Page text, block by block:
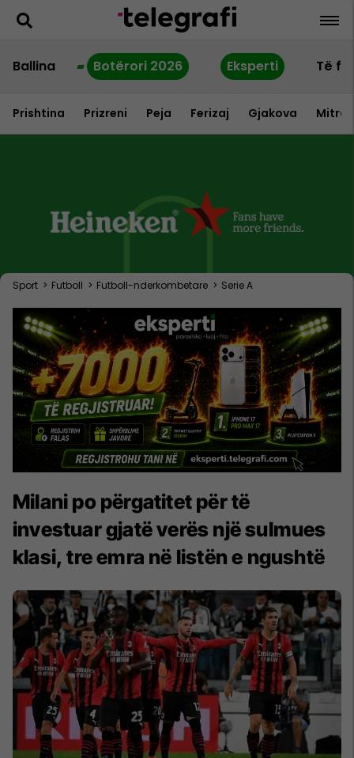
Ballina Botërori 2026 Eksperti Të
Prishtina Prizreni Peja Ferizaj Gjakova
Sport > Futboll > Futboll-nderkombetare > Serie A
Milani po përgatitet për të
investuar gjatë verës një sulmues
klasi, tre emra në listën e ngushtë